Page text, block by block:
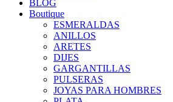
BLOG
Boutique
ESMERALDAS
ANILLOS
ARETES
DIJES
GARGANTILLAS
PULSERAS
JOYAS PARA HOMBRES